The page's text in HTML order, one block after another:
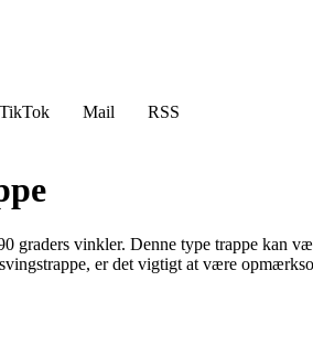
TikTok Mail
RSS
graders vinkler. Denne type trappe kan
er det vigtigt at være